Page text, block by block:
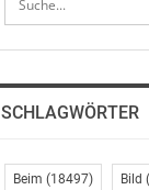
SCHLAGWÖRTER
Beim (18497) Bild